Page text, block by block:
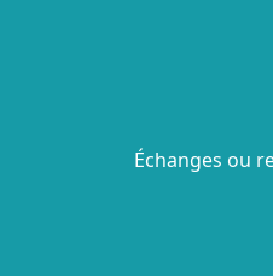
Échanges ou